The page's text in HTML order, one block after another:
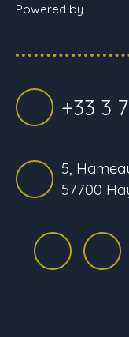
Powered by
+33 3
5,
57700